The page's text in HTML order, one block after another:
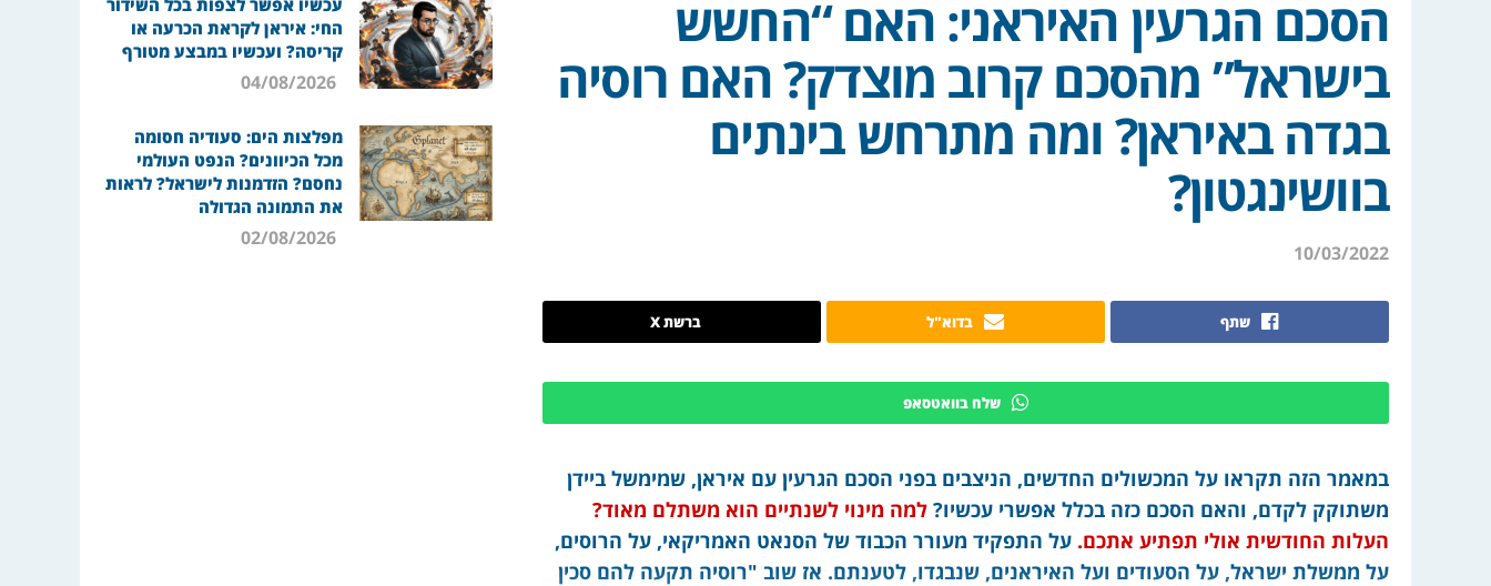
הסכם הגרעין האיראני: האם “החשש
בישראל” מהסכם קרוב מוצדק? האם רוסיה
בגדה באיראן? ומה מתרחש בינתים
בוושינגטון?
10/03/2022
שתף בדוא"ל ברשת X
שלח בוואטסאפ
במאמר הזה תקראו על המכשולים החדשים, הניצבים בפני הסכם הגרעין עם איראן, שמימשל ביידן
משתוקק לקדם, והאם הסכם כזה בכלל אפשרי עכשיו? למה מינוי לשנתיים הוא משתלם מאוד?
העלות החודשית אולי תפתיע אתכם. על התפקיד מעורר הכבוד של הסנאט האמריקאי, על הרוסים,
על ממשלת ישראל, על הסעודים ועל האיראנים, שנבגדו, לטענתם. אז שוב "רוסיה תקעה להם סכין
עכשיו אפשר לצפות בכל השידור
החי: איראן לקראת הכרעה או
קריסה? ועכשיו במבצע מטורף
04/08/2026
מפלצות הים: סעודיה חסומה
מכל הכיוונים? הנפט העולמי
נחסם? הזדמנות לישראל? לראות
את התמונה הגדולה
02/08/2026